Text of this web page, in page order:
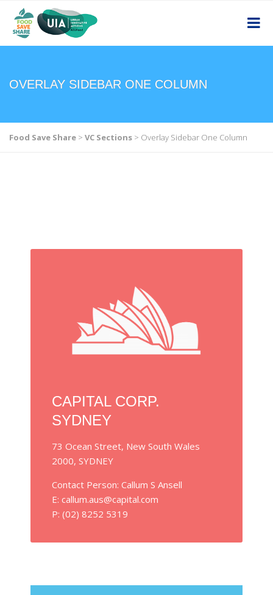
OVERLAY SIDEBAR ONE COLUMN
Food Save Share > VC Sections > Overlay Sidebar One Column
CAPITAL CORP.
SYDNEY
73 Ocean Street, New South Wales
2000, SYDNEY
Contact Person: Callum S Ansell
E: callum.aus@capital.com
P: (02) 8252 5319